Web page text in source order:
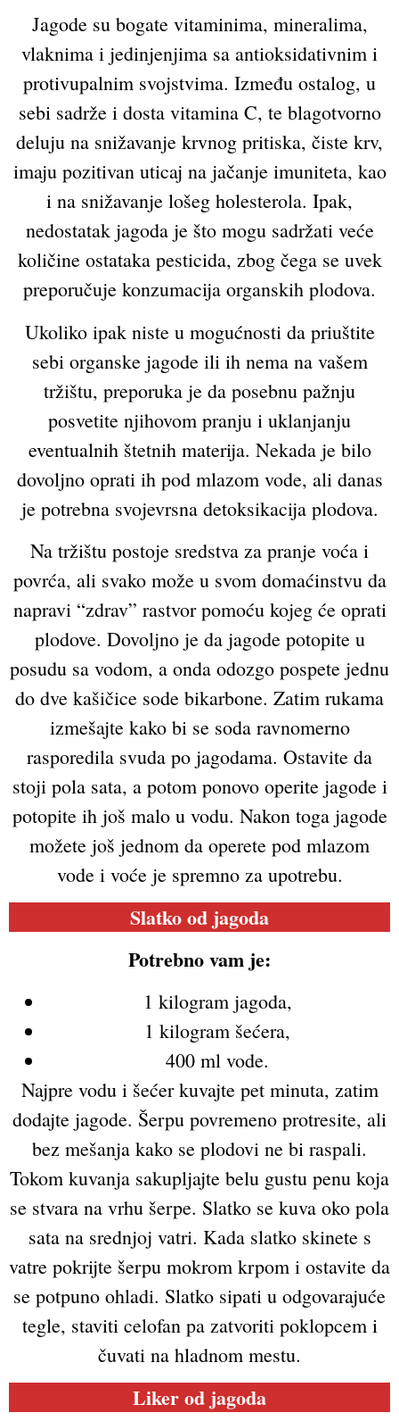
Jagode su bogate vitaminima, mineralima,
vlaknima i jedinjenjima sa antioksidativnim i
protivupalnim svojstvima. Između ostalog, u
sebi sadrže i dosta vitamina C, te blagotvorno
deluju na snižavanje krvnog pritiska, čiste krv,
imaju pozitivan uticaj na jačanje imuniteta, kao
i na snižavanje lošeg holesterola. Ipak,
nedostatak jagoda je što mogu sadržati veće
količine ostataka pesticida, zbog čega se uvek
preporučuje konzumacija organskih plodova.
Ukoliko ipak niste u mogućnosti da priuštite
sebi organske jagode ili ih nema na vašem
tržištu, preporuka je da posebnu pažnju
posvetite njihovom pranju i uklanjanju
eventualnih štetnih materija. Nekada je bilo
dovoljno oprati ih pod mlazom vode, ali danas
je potrebna svojevrsna detoksikacija plodova.
Na tržištu postoje sredstva za pranje voća i
povrća, ali svako može u svom domaćinstvu da
napravi “zdrav” rastvor pomoću kojeg će oprati
plodove. Dovoljno je da jagode potopite u
posudu sa vodom, a onda odozgo pospete jednu
do dve kašičice sode bikarbone. Zatim rukama
izmešajte kako bi se soda ravnomerno
rasporedila svuda po jagodama. Ostavite da
stoji pola sata, a potom ponovo operite jagode i
potopite ih još malo u vodu. Nakon toga jagode
možete još jednom da operete pod mlazom
vode i voće je spremno za upotrebu.
Slatko od jagoda
Potrebno vam je:
1 kilogram jagoda,
1 kilogram šećera,
400 ml vode.
Najpre vodu i šećer kuvajte pet minuta, zatim
dodajte jagode. Šerpu povremeno protresite, ali
bez mešanja kako se plodovi ne bi raspali.
Tokom kuvanja sakupljajte belu gustu penu koja
se stvara na vrhu šerpe. Slatko se kuva oko pola
sata na srednjoj vatri. Kada slatko skinete s
vatre pokrijte šerpu mokrom krpom i ostavite da
se potpuno ohladi. Slatko sipati u odgovarajuće
tegle, staviti celofan pa zatvoriti poklopcem i
čuvati na hladnom mestu.
Liker od jagoda